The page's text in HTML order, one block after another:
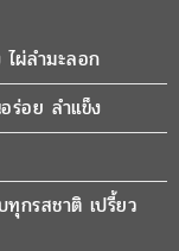
ไผ่ลำมะลอก
ร่อย ลำแข็ง
กรสชาติ เปรี้ยว